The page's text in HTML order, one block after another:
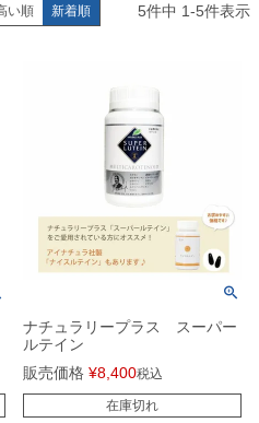
い順 新着順 5件中 1-5件表示
ナチュラリープラス スーパー
ルテイン
販売価格 ¥8,400税込
在庫切れ